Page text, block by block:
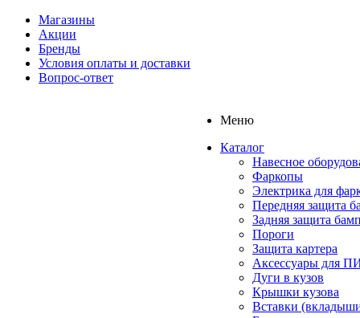
Магазины
Акции
Бренды
Условия оплаты и доставки
Вопрос-ответ
Меню
Каталог
Навесное
Фаркопы
Электрика для
Передняя защита
Задняя защита
Пороги
Защита картера
Аксессуары для
Дуги в кузов
Крышки кузова
Вставки